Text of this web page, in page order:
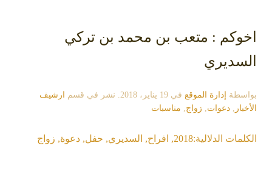
اخوكم : متعب بن محمد بن تركي
السديري
بواسطة إدارة الموقع في 19 يناير، 2018 . نشر في قسم
ارشيف
الأخبار , دعوات, زواج, مناسبات
الكلمات الدلالية:2018
, افراح, السديري, حفل, دعوة, زواج